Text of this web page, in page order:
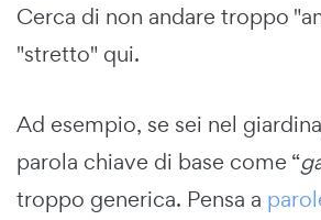
Cerca di non andare troppo
"stretto" qui.
Ad esempio, se sei nel
parola chiave di base come “
troppo generica. Pensa a